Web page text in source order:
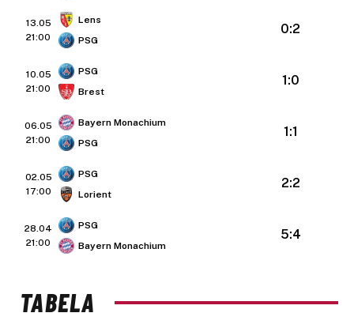
13.05
21:00
Lens
PSG
0:2
10.05
21:00
PSG
Brest
1:0
06.05
21:00
Bayern Monachium
PSG
1:1
02.05
17:00
PSG
Lorient
2:2
28.04
21:00
PSG
Bayern Monachium
5:4
TABELA